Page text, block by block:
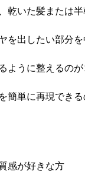
乾いた髪または半
を出したい部分を
ように整えるのが
簡単に再現でき
感が好きな方